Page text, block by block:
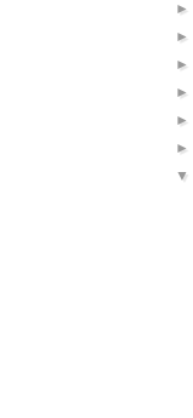
►
►
►
►
►
►
▼